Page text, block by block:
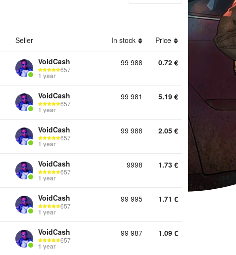
Accounts Top Up Items Services
Seller In stock Price
VoidCash
657
1 year
99 988 0.72 €
VoidCash
657
1 year
99 981 5.19 €
VoidCash
657
1 year
99 988 2.05 €
VoidCash
657
1 year
9998 1.73 €
VoidCash
657
1 year
99 995 1.71 €
VoidCash
657
1 year
99 987 1.09 €